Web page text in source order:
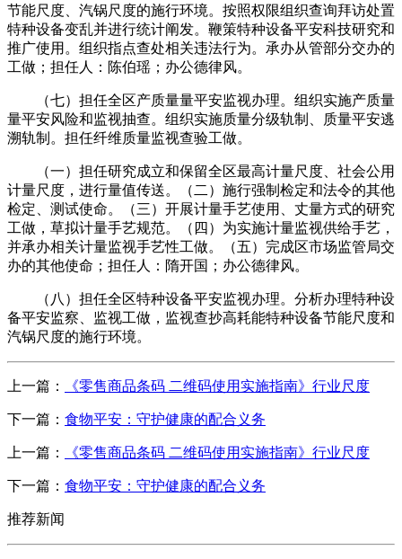
节能尺度、汽锅尺度的施行环境。按照权限组织查询拜访处置
特种设备变乱并进行统计阐发。鞭策特种设备平安科技研究和
推广使用。组织指点查处相关违法行为。承办从管部分交办的
工做；担任人：陈伯瑶；办公德律风。
（七）担任全区产质量量平安监视办理。组织实施产质量
量平安风险和监视抽查。组织实施质量分级轨制、质量平安逃
溯轨制。担任纤维质量监视查验工做。
（一）担任研究成立和保留全区最高计量尺度、社会公用
计量尺度，进行量值传送。（二）施行强制检定和法令的其他
检定、测试使命。（三）开展计量手艺使用、丈量方式的研究
工做，草拟计量手艺规范。（四）为实施计量监视供给手艺，
并承办相关计量监视手艺性工做。（五）完成区市场监管局交
办的其他使命；担任人：隋开国；办公德律风。
（八）担任全区特种设备平安监视办理。分析办理特种设
备平安监察、监视工做，监视查抄高耗能特种设备节能尺度和
汽锅尺度的施行环境。
上一篇： 《零售商品条码 二维码使用实施指南》行业尺度
下一篇： 食物平安：守护健康的配合义务
上一篇： 《零售商品条码 二维码使用实施指南》行业尺度
下一篇： 食物平安：守护健康的配合义务
推荐新闻